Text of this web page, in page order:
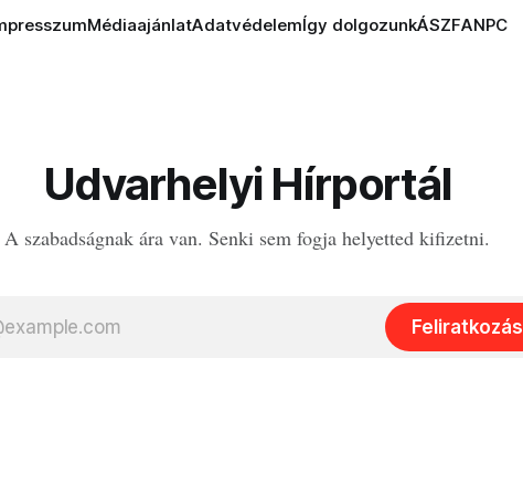
MédiaajánlatAdatvédelemÍgy dolgozunkÁSZFANPC
Udvarhelyi Hírportál
A szabadságnak ára van. Senki sem fogja helyetted kifizetni.
Feliratkozás